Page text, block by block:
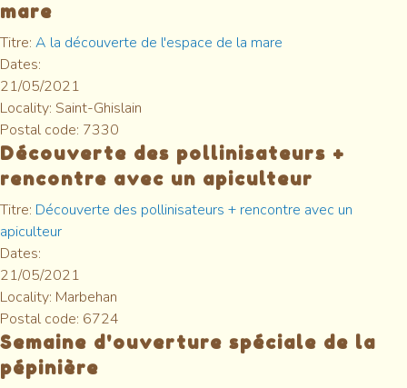
mare
Titre: A la découverte de l'espace de la mare
Dates:
21/05/2021
Locality: Saint-Ghislain
Postal code: 7330
Découverte des pollinisateurs +
rencontre avec un apiculteur
Titre: Découverte des pollinisateurs + rencontre avec un
apiculteur
Dates:
21/05/2021
Locality: Marbehan
Postal code: 6724
Semaine d'ouverture spéciale de la
pépinière